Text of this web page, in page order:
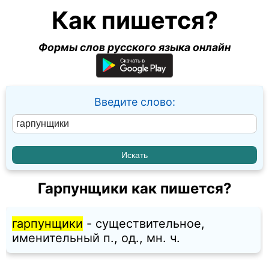
Как пишется?
Формы слов русского языка онлайн
Введите слово:
Гарпунщики как пишется?
гарпунщики - существительное,
именительный п., од., мн. ч.